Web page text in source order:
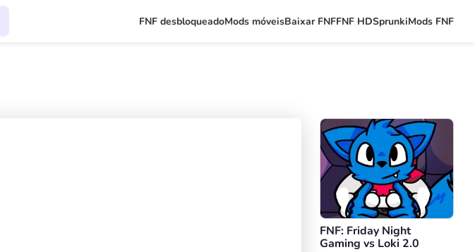
FNF desbloqueadoMods móveisBaixar FNFFNF HDSprunkiMods FNF
FNF: Friday Night
Gaming vs Loki 2.0